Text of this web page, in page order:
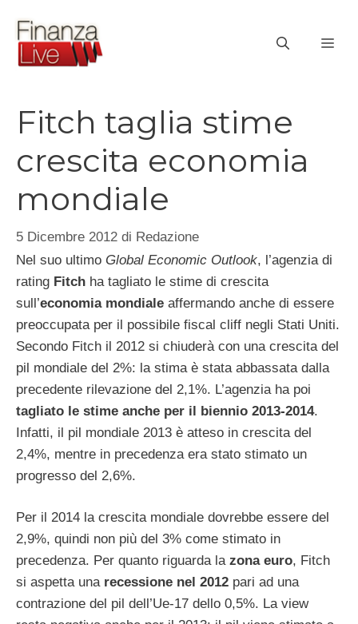
contenuto
Fitch taglia stime
crescita economia
mondiale
5 Dicembre 2012 di Redazione
Nel suo ultimo Global Economic Outlook, l’agenzia di
rating Fitch ha tagliato le stime di crescita
sull’economia mondiale affermando anche di essere
preoccupata per il possibile fiscal cliff negli Stati Uniti.
Secondo Fitch il 2012 si chiuderà con una crescita del
pil mondiale del 2%: la stima è stata abbassata dalla
precedente rilevazione del 2,1%. L’agenzia ha poi
tagliato le stime anche per il biennio 2013-2014.
Infatti, il pil mondiale 2013 è atteso in crescita del
2,4%, mentre in precedenza era stato stimato un
progresso del 2,6%.
Per il 2014 la crescita mondiale dovrebbe essere del
2,9%, quindi non più del 3% come stimato in
precedenza. Per quanto riguarda la zona euro, Fitch
si aspetta una recessione nel 2012 pari ad una
contrazione del pil dell’Ue-17 dello 0,5%. La view